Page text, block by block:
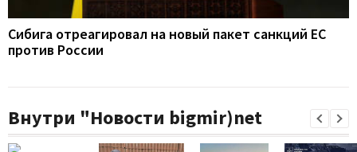
Сибига отреагировал на новый пакет санкций ЕС
против России
Внутри "Новости bigmir)net